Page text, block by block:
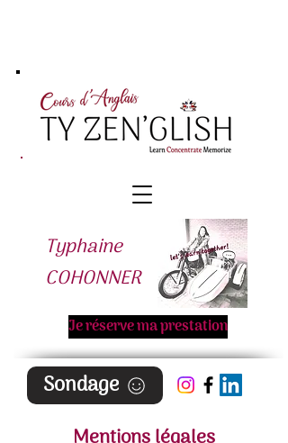
Typhaine
COHONNER
Je réserve ma prestation
Sondage